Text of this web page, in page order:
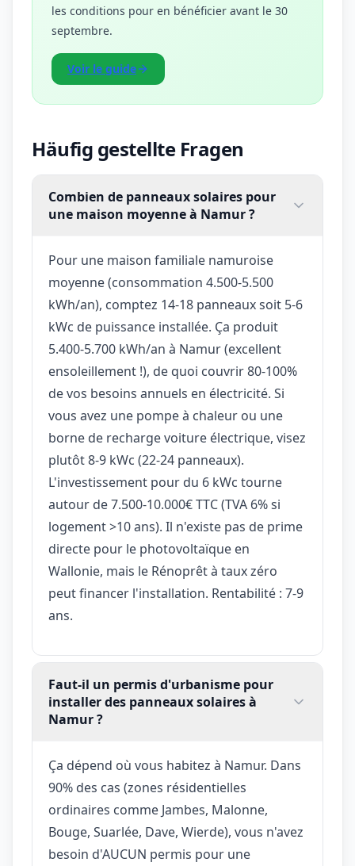
les conditions pour en bénéficier avant le 30
septembre.
Voir le guide
Häufig gestellte Fragen
Combien de panneaux solaires pour
une maison moyenne à Namur ?
Pour une maison familiale namuroise
moyenne (consommation 4.500-5.500
kWh/an), comptez 14-18 panneaux soit 5-6
kWc de puissance installée. Ça produit
5.400-5.700 kWh/an à Namur (excellent
ensoleillement !), de quoi couvrir 80-100%
de vos besoins annuels en électricité. Si
vous avez une pompe à chaleur ou une
borne de recharge voiture électrique, visez
plutôt 8-9 kWc (22-24 panneaux).
L'investissement pour du 6 kWc tourne
autour de 7.500-10.000€ TTC (TVA 6% si
logement >10 ans). Il n'existe pas de prime
directe pour le photovoltaïque en
Wallonie, mais le Rénoprêt à taux zéro
peut financer l'installation. Rentabilité : 7-9
ans.
Faut-il un permis d'urbanisme pour
installer des panneaux solaires à
Namur ?
Ça dépend où vous habitez à Namur. Dans
90% des cas (zones résidentielles
ordinaires comme Jambes, Malonne,
Bouge, Suarlée, Dave, Wierde), vous n'avez
besoin d'AUCUN permis pour une